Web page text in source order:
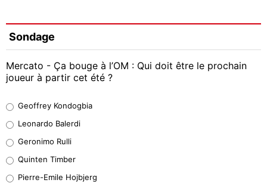
Sondage
Mercato - Ça bouge à l’OM : Qui doit être le prochain
joueur à partir cet été ?
38%
32%
5%
Geoffrey Kondogbia
Leonardo Balerdi
Geronimo Rulli
Quinten Timber
Pierre-Emile Hojbjerg